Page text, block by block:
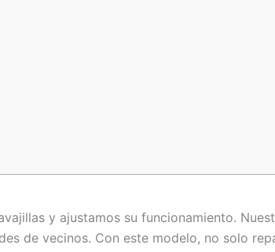
y ajustamos su funcionamiento.
de vecinos. Con este modelo, no solo